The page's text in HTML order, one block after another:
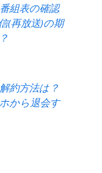
組表の確認
(再放送)の期
約方法は？
から退会す